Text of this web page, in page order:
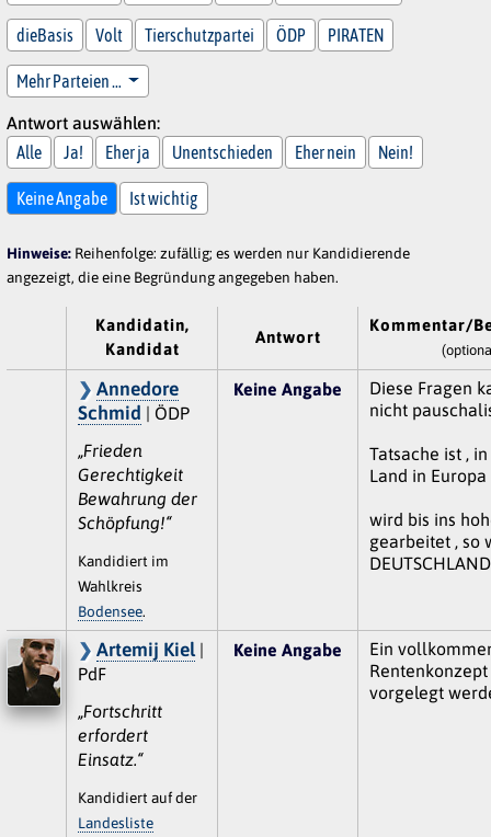
dieBasis Volt Tierschutzpartei ÖDP PIRATEN
Mehr Parteien …
Antwort auswählen:
Alle
Ja! Eher ja Unentschieden Eher nein Nein!
Keine Angabe Ist wichtig
Hinweise: Reihenfolge: zufällig; es werden nur Kandidierende
angezeigt, die eine Begründung angegeben haben.
Kandidatin,
Kandidat
Antwort
Kommentar/
Annedore
Schmid | ÖDP
„Frieden
Gerechtigkeit
Bewahrung der
Schöpfung!“
Kandidiert im
Wahlkreis
Bodensee.
Keine Angabe
Diese Fragen
nicht
Tatsache ist ,
Land in Europa
wird bis ins
gearbeitet , so
Artemij Kiel |
PdF
„Fortschritt
erfordert
Einsatz.“
Kandidiert auf der
Landesliste
Keine Angabe
Ein
Rentenkonzept
vorgelegt